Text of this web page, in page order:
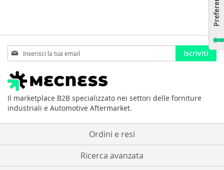
Iscriviti
alla
nostra
Newsletter:
Iscriviti
Il marketplace B2B specializzato nei settori delle forniture
industriali e Automotive Aftermarket.
Ordini e resi
Ricerca avanzata